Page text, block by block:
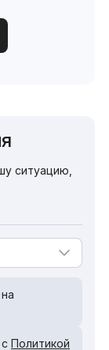
ситуацию,
Политикой